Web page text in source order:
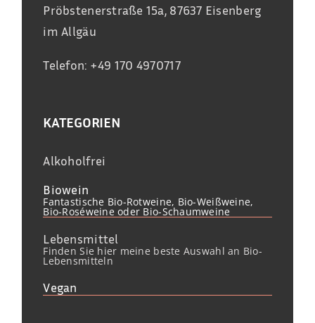
Pröbstenerstraße 15a, 87637 Eisenberg
im Allgäu
Telefon: +49 170 4970717
KATEGORIEN
Alkoholfrei
Biowein
Fantastische Bio-Rotweine, Bio-Weißweine,
Bio-Roséweine oder Bio-Schaumweine
Lebensmittel
Finden Sie hier meine beste Auswahl an Bio-
Lebensmitteln
Vegan